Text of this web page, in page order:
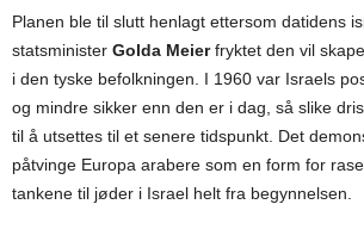
Planen ble til slutt henlagt ettersom datidens
statsminister Golda Meierfryktet den vil
i den tyske befolkningen. I 1960 var Israels
og mindre sikker enn den er i dag, så slike
til å utsettes til et senere tidspunkt. Det
påtvinge Europa arabere som en form for
tankene til jøder i Israel helt fra begynnelsen.